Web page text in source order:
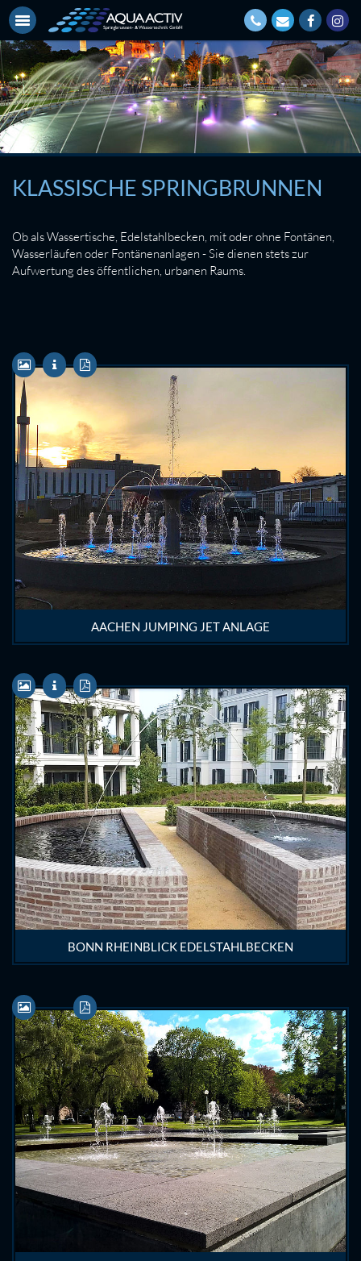
KLASSISCHE SPRINGBRUNNEN
Ob als Wassertische, Edelstahlbecken, mit oder ohne Fontänen,
Wasserläufen oder Fontänenanlagen - Sie dienen stets zur
Aufwertung des öffentlichen, urbanen Raums.
AACHEN JUMPING JET ANLAGE
BONN RHEINBLICK EDELSTAHLBECKEN